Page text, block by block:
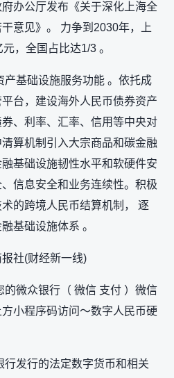
办公厅发布《关于深化上海全
意见》。 力争到2030年，上
，全国占比达1/3 。
产基础设施服务功能 。依托成
台，建设海外人民币债券资产
、利率、汇率、信用等中央对
算机制引入大宗商品和碳金融
基础设施韧性水平和软硬件安
信息安全和业务连续性。积极
的跨境人民币结算机制， 逐
基础设施体系 。
社(财经新一线)
微众银行（ 微信 支付 ）微信
小程序码访问～数字人民币硬
发行的法定数字货币和相关